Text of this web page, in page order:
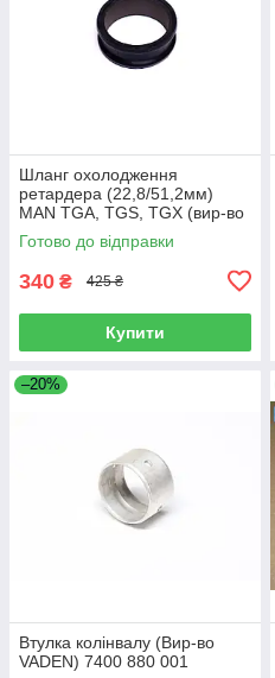
Шланг охолодження
ретардера (22,8/51,2мм)
MAN TGA, TGS, TGX (вир-во
Sampa) 023.258
Готово до відправки
340 ₴ 425 ₴
Купити
–20%
Втулка колінвалу (Вир-во
VADEN) 7400 880 001